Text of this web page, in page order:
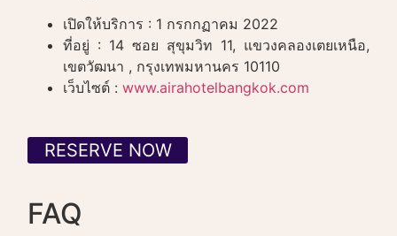
เปิดให้บริการ : 1 กรกกฏาคม 2022
ที่อยู่ : 14 ซอย สุขุมวิท 11, แขวงคลองเตยเหนือ,
เขตวัฒนา , กรุงเทพมหานคร 10110
เว็บไซต์ :www.airahotelbangkok.com
RESERVE NOW
FAQ